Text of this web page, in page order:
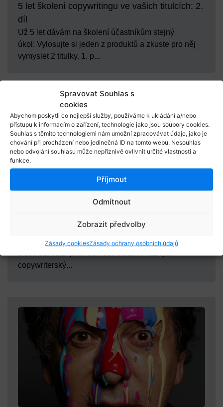
Spravovat Souhlas s
cookies
Abychom poskytli co nejlepší služby, používáme k ukládání a/nebo
přístupu k informacím o zařízení, technologie jako jsou soubory cookies.
Souhlas s těmito technologiemi nám umožní zpracovávat údaje, jako je
chování při procházení nebo jedinečná ID na tomto webu. Nesouhlas
nebo odvolání souhlasu může nepříznivě ovlivnit určité vlastnosti a
funkce.
Příjmout
Odmítnout
Zobrazit předvolby
Zásady cookiesZásady ochrany osobních údajů
5 let školení copywritingu ve vašich titulcích: 2.
díl
Už 5 let dávám na školení účastníkům stejný
úkol: Vylosujte si jeden z produktů a zkuste pro něj
vymyslet 2 titulky. 1. p...
K dnešnímu blogpostu mě inspirovaly inzeráty, které
copywriterský...